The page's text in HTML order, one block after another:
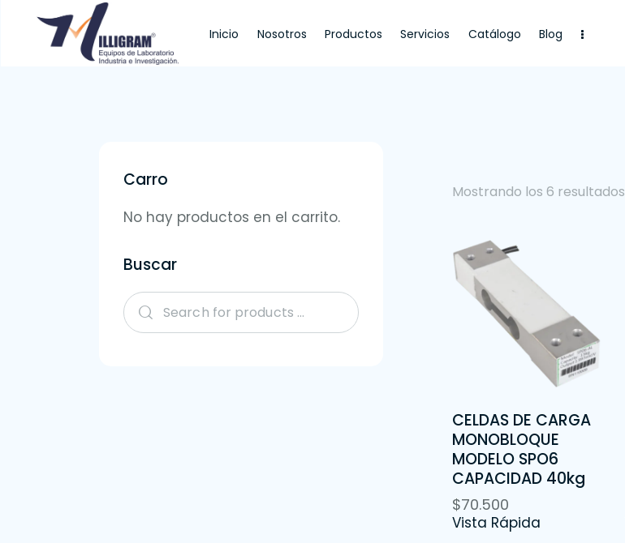
Inicio Nosotros Productos Servicios Catálogo Blog
Mostrando los 6 resultados
CELDAS DE CARGA
MONOBLOQUE
MODELO SPO6
CAPACIDAD 40kg
$70.500
Vista Rápida
Carro
No hay productos en el carrito.
Buscar